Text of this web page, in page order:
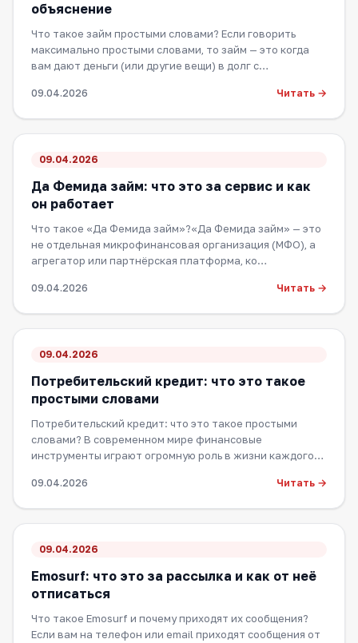
объяснение
Что такое займ простыми словами? Если говорить
максимально простыми словами, то займ — это когда
вам дают деньги (или другие вещи) в долг с…
09.04.2026 Читать →
09.04.2026
Да Фемида займ: что это за сервис и как
он работает
Что такое «Да Фемида займ»?«Да Фемида займ» — это
не отдельная микрофинансовая организация (МФО), а
агрегатор или партнёрская платформа, ко…
09.04.2026 Читать →
09.04.2026
Потребительский кредит: что это такое
простыми словами
Потребительский кредит: что это такое простыми
словами? В современном мире финансовые
инструменты играют огромную роль в жизни каждого
09.04.2026 Читать →
09.04.2026
Emosurf: что это за рассылка и как от неё
отписаться
Что такое Emosurf и почему приходят их сообщения?
Если вам на телефон или email приходят сообщения от